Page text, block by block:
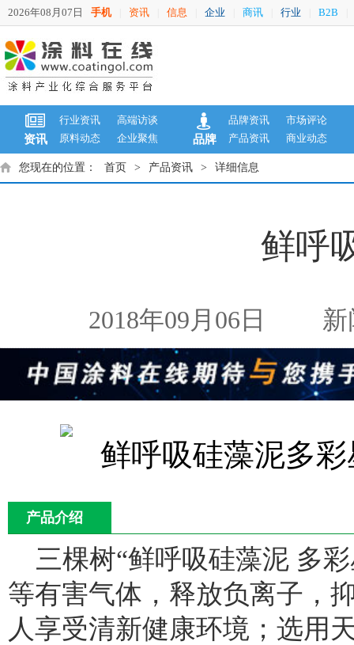
2026年08月07日 手机 资讯 信息 企业 商讯 行业 B2B
资讯
行业资讯
高端访谈
原料动态
企业聚焦 品牌
品牌资讯
市场评论
产品资讯
商业动态
您现在的位置： 首页 > 产品资讯 > 详细信息
鲜呼
2018年09月06日 新
产品介绍
三棵树“鲜呼吸硅藻泥 多
等有害气体，释放负离子，
人享受清新健康环境；选用